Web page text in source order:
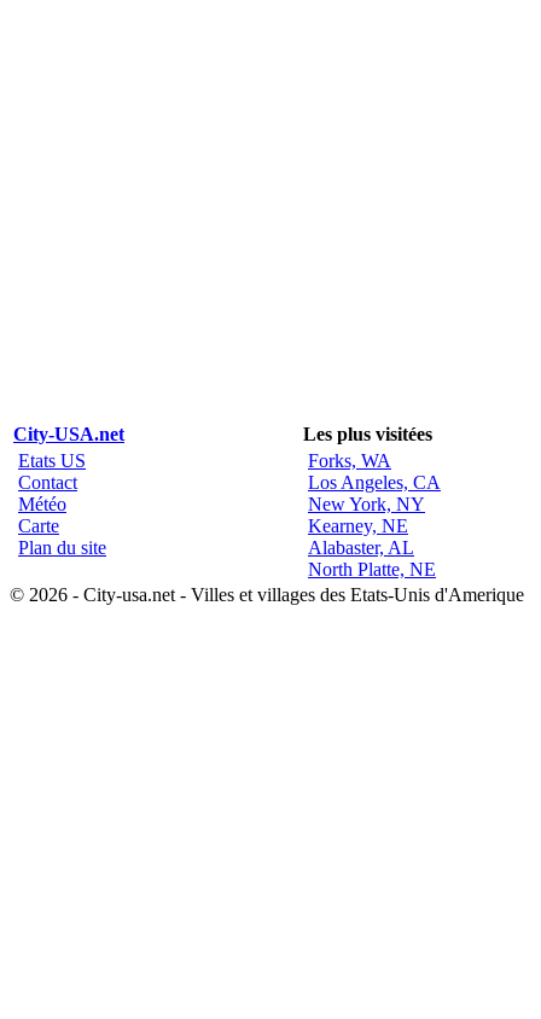
City-USA.net
Les plus visitées
Etats US
Contact
Météo
Carte
Plan du site
Forks, WA
Los Angeles, CA
New York, NY
Kearney, NE
Alabaster, AL
North Platte, NE
© 2026 - City-usa.net - Villes et villages des Etats-Unis d'Amerique